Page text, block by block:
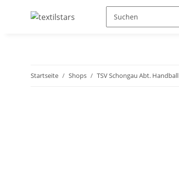
Startseite Shops TSV Schongau Abt. Handball